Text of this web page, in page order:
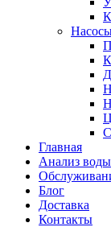
Главная
Анализ воды
Блог
Доставка
Контакты